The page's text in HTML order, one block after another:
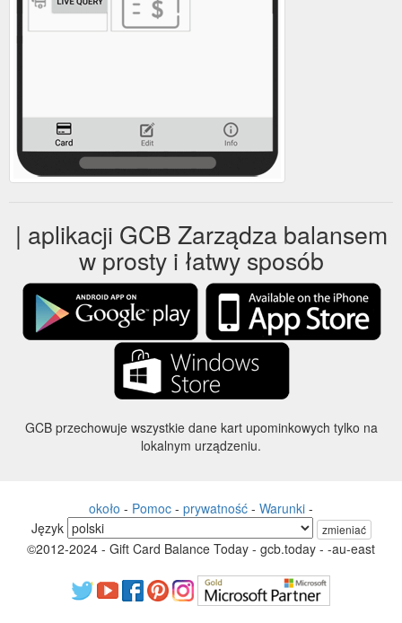
| aplikacji GCB Zarządza balansem
w prosty i łatwy sposób
GCB przechowuje wszystkie dane kart upominkowych tylko na
lokalnym urządzeniu.
około - Pomoc - prywatność - Warunki -
Język
zmieniać
©2012-2024 - Gift Card Balance Today - gcb.today - -au-east